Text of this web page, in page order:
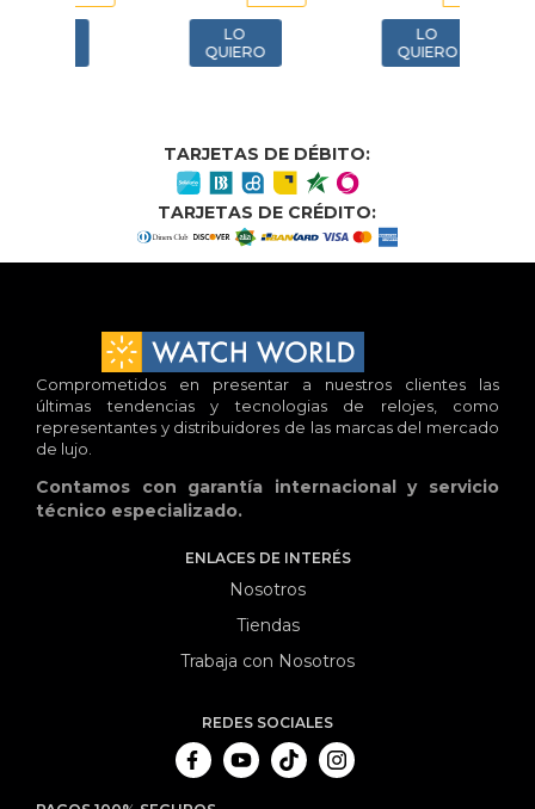
TARJETAS DE DÉBITO:
TARJETAS DE CRÉDITO:
Comprometidos en presentar a nuestros clientes las
últimas tendencias y tecnologias de relojes, como
representantes y distribuidores de las marcas del mercado
de lujo.
Contamos con garantía internacional y servicio
técnico especializado.
ENLACES DE INTERÉS
Nosotros
Tiendas
Trabaja con Nosotros
REDES SOCIALES